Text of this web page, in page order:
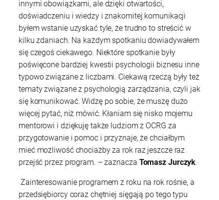
innymi obowiązkami, ale dzięki otwartości,
doświadczeniu i wiedzy i znakomitej komunikacji
byłem wstanie uzyskać tyle, że trudno to streścić w
kilku zdaniach. Na każdym spotkaniu dowiadywałem
się czegoś ciekawego. Niektóre spotkanie były
poświęcone bardziej kwestii psychologii biznesu inne
typowo związane z liczbami. Ciekawą rzeczą były też
tematy związane z psychologią zarządzania, czyli jak
się komunikować. Widzę po sobie, że muszę dużo
więcej pytać, niż mówić. Kłaniam się nisko mojemu
mentorowi i dziękuję także ludziom z OCRG za
przygotowanie i pomoc i przyznaje, że chciałbym
mieć możliwość chociażby za rok raz jeszcze raz
przejść przez program. – zaznacza Tomasz Jurczyk.
Zainteresowanie programem z roku na rok rośnie, a
przedsiębiorcy coraz chętniej sięgają po tego typu